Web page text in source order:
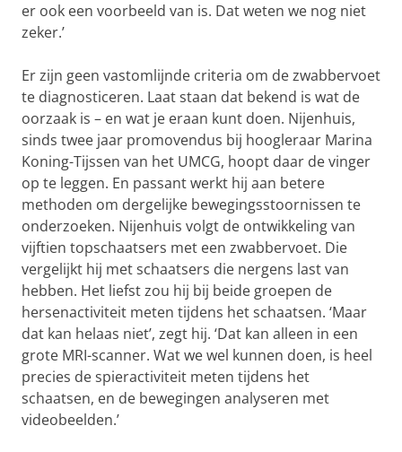
er ook een voorbeeld van is. Dat weten we nog niet
zeker.’
Er zijn geen vastomlijnde criteria om de zwabbervoet
te diagnosticeren. Laat staan dat bekend is wat de
oorzaak is – en wat je eraan kunt doen. Nijenhuis,
sinds twee jaar promovendus bij hoogleraar Marina
Koning-Tijssen van het UMCG, hoopt daar de vinger
op te leggen. En passant werkt hij aan betere
methoden om dergelijke bewegingsstoornissen te
onderzoeken. Nijenhuis volgt de ontwikkeling van
vijftien topschaatsers met een zwabbervoet. Die
vergelijkt hij met schaatsers die nergens last van
hebben. Het liefst zou hij bij beide groepen de
hersenactiviteit meten tijdens het schaatsen. ‘Maar
dat kan helaas niet’, zegt hij. ‘Dat kan alleen in een
grote MRI-scanner. Wat we wel kunnen doen, is heel
precies de spieractiviteit meten tijdens het
schaatsen, en de bewegingen analyseren met
videobeelden.’